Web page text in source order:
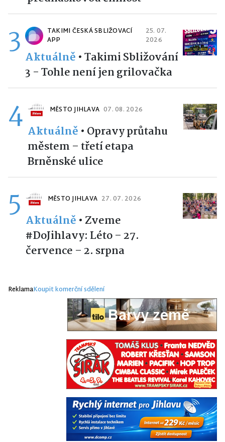
3
TAKIMI ČESKÁ SBLIŽOVACÍ
APP
25. 07.
2026
Aktuálně •Takimi Sbližování
3 - Tohle není jen grilovačka
4 MĚSTO JIHLAVA 07. 08. 2026
Aktuálně • Opravy průtahu
městem – třetí etapa
Brněnské ulice
5 MĚSTO JIHLAVA 27. 07. 2026
Aktuálně • Zveme
#DoJihlavy: Léto – 27.
července – 2. srpna
ReklamaKoupit komerční sdělení